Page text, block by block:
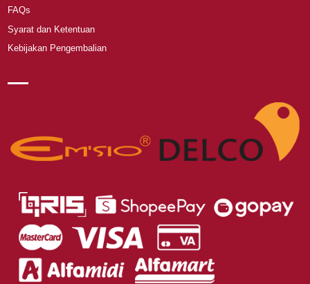
FAQs
Syarat dan Ketentuan
Kebijakan Pengembalian